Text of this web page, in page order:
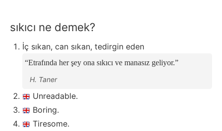
sıkıcı ne demek?
İç sıkan, can sıkan, tedirgin eden
Etrafında her şey ona sıkıcı ve manasız geliyor.
H. Taner
Unreadable.
Boring.
Tiresome.